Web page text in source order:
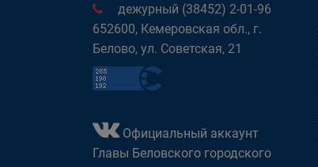
дежурный (38452) 2-01-96
652600, Кемеровская обл., г.
Белово, ул. Советская, 21
Официальный аккаунт
Главы Беловского городского